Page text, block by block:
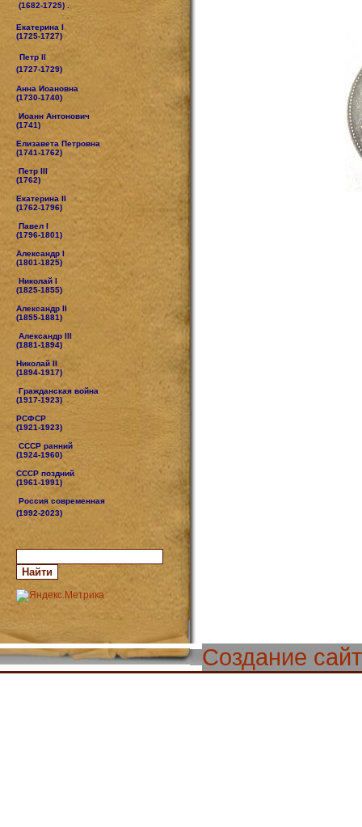
(1682-1725) .
Екатерина I
(1725-1727)
Петр II
(1727-1729)
Анна Иоановна
(1730-1740)
Иоанн Антонович
(1741)
Елизавета Петровна
(1741-1762)
Петр III
(1762)
Екатерина II
(1762-1796)
Павел I
(1796-1801)
Александр I
(1801-1825)
Николай I
(1825-1855)
Александр II
(1855-1881)
Александр III
(1881-1894)
Николай II
(1894-1917)
Гражданская война
(1917-1923)
РСФСР
(1921-1923)
СССР ранний
(1924-1960)
СССР поздний
(1961-1991)
Россия современная
(1992-2023)
Создание